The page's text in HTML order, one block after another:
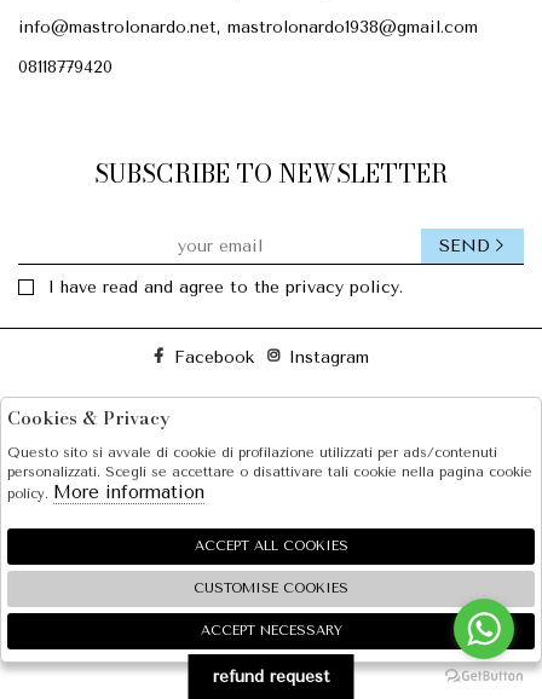
info@mastrolonardo.net, mastrolonardo1938@gmail.com
08118779420
SUBSCRIBE TO NEWSLETTER
I have read and agree to the privacy policy.
SEND
Facebook Instagram
SHOPPING
EXTRA
gruppo Zucchetti
🍪
refund request
Cookies & Privacy
Questo sito si avvale di cookie di profilazione utilizzati per ads/contenuti
personalizzati. Scegli se accettare o disattivare tali cookie nella pagina cookie
policy. More information
ACCEPT ALL COOKIES
CUSTOMISE COOKIES
ACCEPT NECESSARY